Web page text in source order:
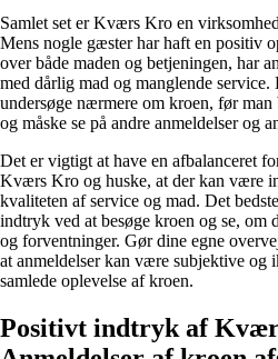
Samlet set er Kværs Kro en
Mens nogle gæster har haft en positiv
over både maden og betjeningen, har
med dårlig mad og manglende
undersøge nærmere om kroen, før man
og måske se på andre anmeldelser og
Det er vigtigt at have en afbalanceret
Kværs Kro og huske, at der kan være
kvaliteten af service og mad. Det
indtryk ved at besøge kroen og se, om
og forventninger. Gør dine egne
at anmeldelser kan være subjektive og
samlede oplevelse af kroen.
Positivt indtryk af